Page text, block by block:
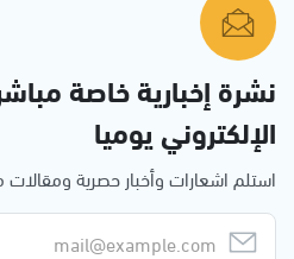
نشرة إخبارية خاصة
الإلكتروني يوميا
استلم اشعارات وأخبار حصرية